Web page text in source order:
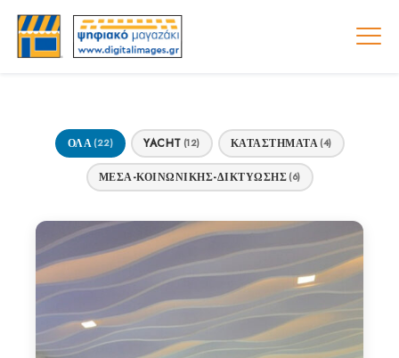
ΌΛΑ(22) YACHT (12) ΚΑΤΑΣΤΗΜΑΤΑ (4)
ΜΕΣΑ-ΚΟΙΝΩΝΙΚΗΣ-ΔΙΚΤΎΩΣΗΣ (6)